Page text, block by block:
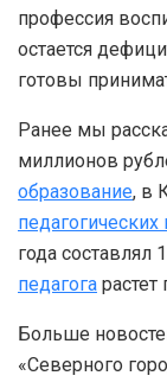
профессия
остается
готовы
Ранее мы
миллионов
образование, в
педагогических
года составлял
педагога растет
Больше
«Северного